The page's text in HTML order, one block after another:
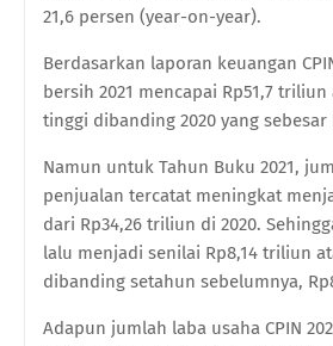
21,6 persen (year-on-year).
Berdasarkan laporan keuangan
bersih 2021 mencapai Rp51,7
tinggi dibanding 2020 yang sebesar
Namun untuk Tahun Buku 2021,
penjualan tercatat meningkat
dari Rp34,26 triliun di 2020.
lalu menjadi senilai Rp8,14 triliun
dibanding setahun sebelumnya,
Adapun jumlah laba usaha CPIN